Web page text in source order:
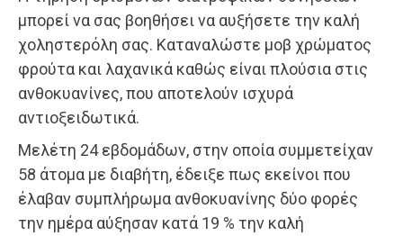
μπορεί να σας βοηθήσει να αυξήσετε την καλή
χοληστερόλη σας. Καταναλώστε μοβ χρώματος
φρούτα και λαχανικά καθώς είναι πλούσια στις
ανθοκυανίνες, που αποτελούν ισχυρά
αντιοξειδωτικά.
Μελέτη 24 εβδομάδων, στην οποία συμμετείχαν
58 άτομα με διαβήτη, έδειξε πως εκείνοι που
έλαβαν συμπλήρωμα ανθοκυανίνης δύο φορές
την ημέρα αύξησαν κατά 19 % την καλή